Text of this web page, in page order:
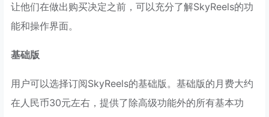
让他们在做出购买决定之前，可以充分了解SkyReels的功
能和操作界面。
基础版
用户可以选择订阅SkyReels的基础版。基础版的月费大约
在人民币30元左右，提供了除高级功能外的所有基本功